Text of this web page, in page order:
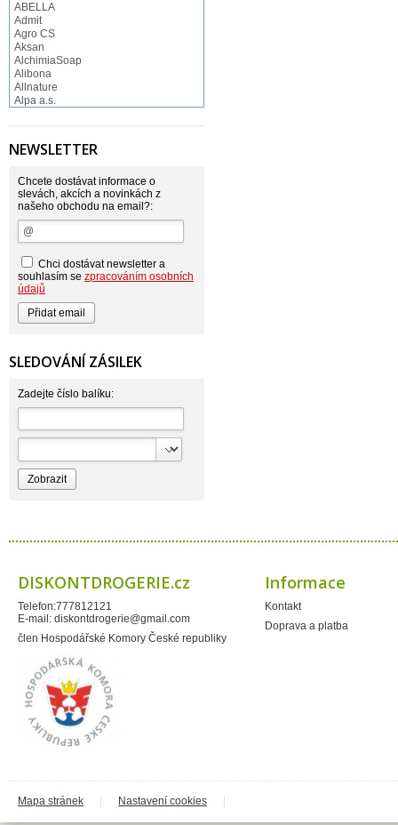
ABELLA
Admit
Agro CS
Aksan
AlchimiaSoap
Alibona
Allnature
Alpa a.s.
Alufix
Astonish
Atlantic
AutoMax Group
Axcentive
BaL
Bateria
Beauty Lille
Beiersdorf - Nivea
Bella
Benkor
BERGEN S. R. L.
Bettina Barty
Bio-repel
Bioclean
Biolit
BIOM s.r.o.
Bioprospect
Bispol
Blue Stratos
BlueSun
Bolton
BumusCare GmBh
Certex
Chante Clair
Chopa
ChupaChups
Claro
Cleanzy s.r.o.
Cleary Group Italy
Clovin Germany
Codaa
Colgate - Palmolive
Coty
Coyote
Dalli
Dalli - Werkge Germany
NEWSLETTER
Chcete dostávat informace o
slevách, akcích a novinkách z
našeho obchodu na email?:
Chci dostávat newsletter a
souhlasím se zpracováním osobních
údajů
SLEDOVÁNÍ ZÁSILEK
Zadejte číslo balíku:
DISKONTDROGERIE.cz
Telefon:777812121
E-mail: diskontdrogerie@gmail.com
člen Hospodářské Komory České republiky
Informace
Kontakt
Doprava a platba
Mapa stránek Nastavení cookies